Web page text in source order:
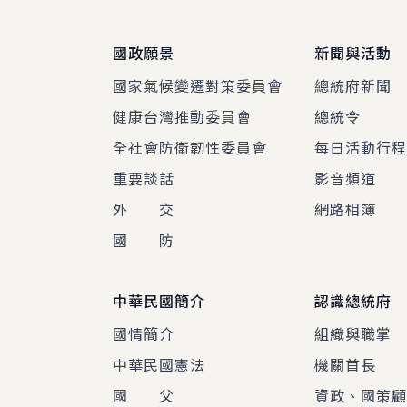
國政願景
國家氣候變遷對策委員會
健康台灣推動委員會
全社會防衛韌性委員會
重要談話
外 交
國 防
新聞與活動
總統府新聞
總統令
每日活動行程
影音頻道
網路相簿
中華民國簡介
國情簡介
中華民國憲法
國 父
認識總統府
組織與職掌
機關首長
資政、國策